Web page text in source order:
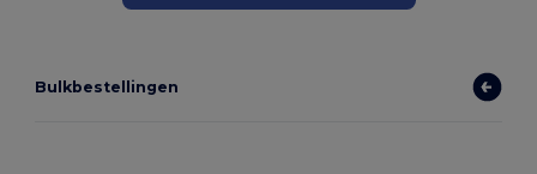
Bulkbestellingen